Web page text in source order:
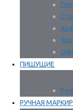
ПИШУЩИЕ
РУЧНАЯ